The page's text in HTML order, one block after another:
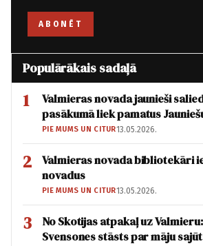
ABONĒT
Populārākais sadaļā
1
Valmieras novada jaunieši
pasākumā liek pamatus
PIE MUMS UN CITUR13.05.2026.
2
Valmieras novada bibliotekāri
novadus
PIE MUMS UN CITUR13.05.2026.
3
No Skotijas atpakaļ uz
Svensones stāsts par māju